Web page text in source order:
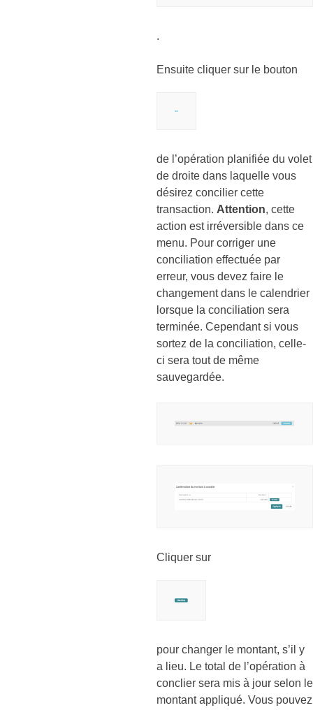
.
Ensuite cliquer sur le bouton
de l’opération planifiée du volet
de droite dans laquelle vous
désirez concilier cette
transaction. Attention, cette
action est irréversible dans ce
menu. Pour corriger une
conciliation effectuée par
erreur, vous devez faire le
changement dans le calendrier
lorsque la conciliation sera
terminée. Cependant si vous
sortez de la conciliation, celle-
ci sera tout de même
sauvegardée.
Cliquer sur
pour changer le montant, s’il y
a lieu. Le total de l’opération à
conclier sera mis à jour selon le
montant appliqué. Vous pouvez